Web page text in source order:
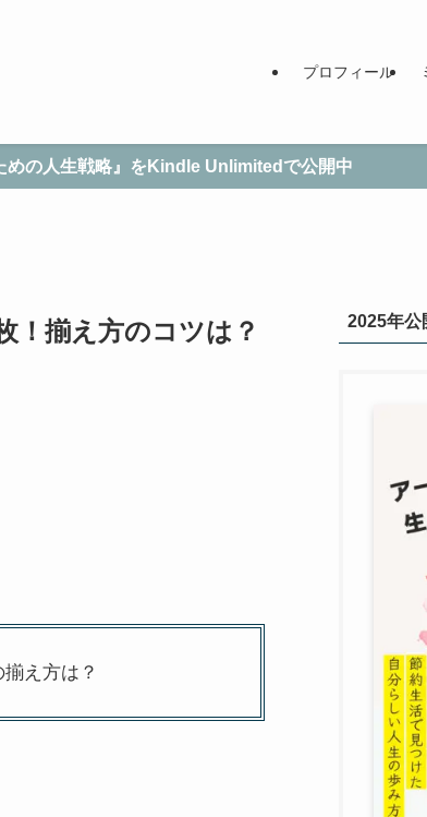
プロフィール
めの人生戦略』をKindle Unlimitedで公開中
！揃え方のコツは？
え方は？
2025年公